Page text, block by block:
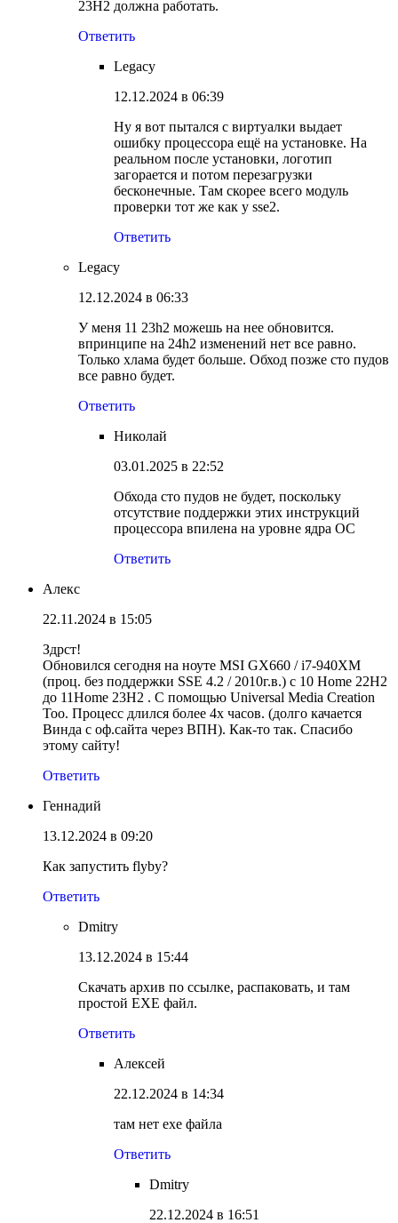
23H2 должна работать.
Ответить
Legacy
12.12.2024 в 06:39
Ну я вот пытался с виртуалки выдает
ошибку процессора ещё на установке. На
реальном после установки, логотип
загорается и потом перезагрузки
бесконечные. Там скорее всего модуль
проверки тот же как у sse2.
Ответить
Legacy
12.12.2024 в 06:33
У меня 11 23h2 можешь на нее обновится.
впринципе на 24h2 изменений нет все равно.
Только хлама будет больше. Обход позже сто пудов
все равно будет.
Ответить
Николай
03.01.2025 в 22:52
Обхода сто пудов не будет, поскольку
отсутствие поддержки этих инструкций
процессора впилена на уровне ядра ОС
Ответить
Алекс
22.11.2024 в 15:05
Здрст!
Обновился сегодня на ноуте MSI GX660 / i7-940XM
(проц. без поддержки SSE 4.2 / 2010г.в.) c 10 Home 22H2
до 11Home 23H2 . С помощью Universal Media Creation
Too. Процесс длился более 4х часов. (долго качается
Винда с оф.сайта через ВПН). Как-то так. Спасибо
этому сайту!
Ответить
Геннадий
13.12.2024 в 09:20
Как запустить flyby?
Ответить
Dmitry
13.12.2024 в 15:44
Скачать архив по ссылке, распаковать, и там
простой EXE файл.
Ответить
Алексей
22.12.2024 в 14:34
там нет exe файла
Ответить
Dmitry
22.12.2024 в 16:51